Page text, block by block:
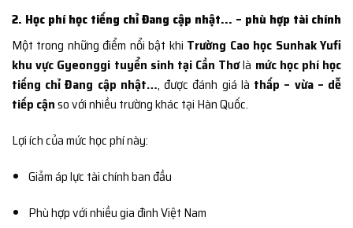
2. Học phí học tiếng chỉ Đang cập nhật… – phù hợp tài chính
Một trong những điểm nổi bật khi Trường Cao học Sunhak Yufi
khu vực Gyeonggi tuyển sinh tại Cần Thơlà mức học phí học
tiếng chỉ Đang cập nhật…, được đánh giá là thấp – vừa – dễ
tiếp cậnso với nhiều trường khác tại Hàn Quốc.
Lợi ích của mức học phí này:
Giảm áp lực tài chính ban đầu
Phù hợp với nhiều gia đình Việt Nam